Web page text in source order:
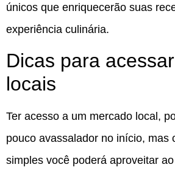
únicos que enriquecerão suas
experiência culinária.
Dicas para
locais
Ter acesso a um mercado local,
pouco avassalador no início, mas
simples você poderá aproveitar